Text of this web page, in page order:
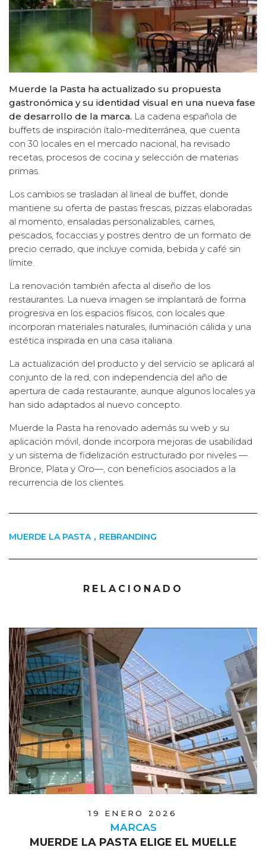
Muerde la Pasta ha actualizado su propuesta
gastronómica y su identidad visual en una nueva fase
de desarrollo de la marca. La cadena española de
buffets de inspiración ítalo-mediterránea, que cuenta
con 30 locales en el mercado nacional, ha revisado
recetas, procesos de cocina y selección de materias
primas.
Los cambios se trasladan al lineal de buffet, donde
mantiene su oferta de pastas frescas, pizzas elaboradas
al momento, ensaladas personalizables, carnes,
pescados, focaccias y postres dentro de un formato de
precio cerrado, que incluye comida, bebida y café sin
límite.
La renovación también afecta al diseño de los
restaurantes. La nueva imagen se implantará de forma
progresiva en los espacios físicos, con locales que
incorporan materiales naturales, iluminación cálida y una
estética inspirada en una casa italiana.
La actualización del producto y del servicio se aplicará al
conjunto de la red, con independencia del año de
apertura de cada restaurante, aunque algunos locales ya
han sido adaptados al nuevo concepto.
Muerde la Pasta ha renovado además su web y su
aplicación móvil, donde incorpora mejoras de usabilidad
y un sistema de fidelización estructurado por niveles —
Bronce, Plata y Oro—, con beneficios asociados a la
recurrencia de los clientes.
MUERDE LA PASTA , REBRANDING
RELACIONADO
19 ENERO 2026
MARCAS
MUERDE LA PASTA ELIGE EL MUELLE